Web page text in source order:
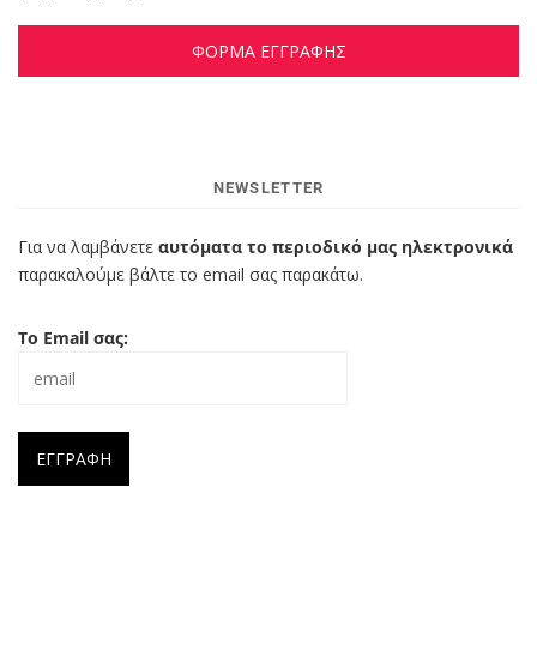
ΦΟΡΜΑ ΕΓΓΡΑΦΗΣ
NEWSLETTER
Για να λαμβάνετε αυτόματα το περιοδικό μας ηλεκτρονικά
παρακαλούμε βάλτε το email σας παρακάτω.
Το Email σας: